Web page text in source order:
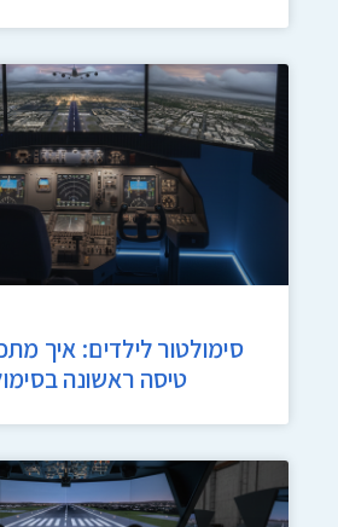
סימולטור לילדים: איך
טיסה ראשונה